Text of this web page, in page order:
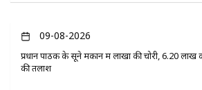
09-08-2026
प्रधान पाठक के सूने मकान में लाखों की चोरी, 6.20 लाख
की तलाश